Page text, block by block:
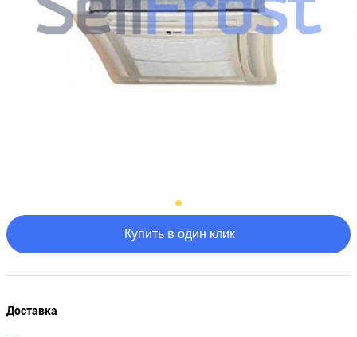
Купить в один клик
Доставка